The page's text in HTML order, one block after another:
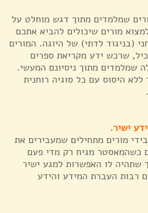
שמלמדים מתוך דגש מוחלט על
מורים שיכולים להביא אתכם
(בניגוד לדתי) של היוגה. המורים
שרכש ידע מקריאת ספרים
שמלמדים מתוך ניסיונם המעשי.
ללא היסוס עם כל סוגיה רוחנית
מורים מתחילים שמעבירים את
כשהמאסטר מגיח רק מדי פעם
שתהיה לו האפשרות למגע ישיר
רבות העברת המידע והידע